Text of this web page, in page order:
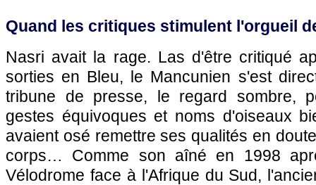
Quand les critiques stimulent l'orgueil
Nasri avait la rage. Las d'être critiqué
sorties en Bleu, le Mancunien s'est
tribune de presse, le regard sombre,
gestes équivoques et noms d'oiseaux
avaient osé remettre ses qualités en
corps… Comme son aîné en 1998
Vélodrome face à l'Afrique du Sud,